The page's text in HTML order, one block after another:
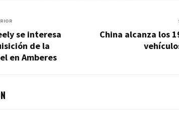
se interesa
de la
en Amberes
China alcanza los